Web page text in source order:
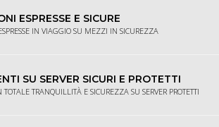
ESPRESSE E SICURE
IN VIAGGIO SU MEZZI IN SICUREZZA
SU SERVER SICURI E PROTETTI
TOTALE TRANQUILLITÀ E SICUREZZA SU SERVER PROTETTI